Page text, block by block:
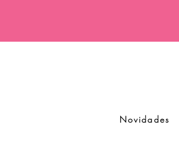
Novidades